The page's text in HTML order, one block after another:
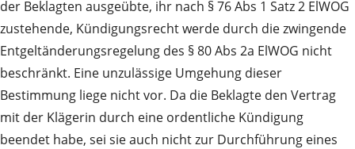
der Beklagten ausgeübte, ihr nach § 76 Abs 1 Satz 2 ElWOG
zustehende, Kündigungsrecht werde durch die zwingende
Entgeltänderungsregelung des § 80 Abs 2a ElWOG nicht
beschränkt. Eine unzulässige Umgehung dieser
Bestimmung liege nicht vor. Da die Beklagte den Vertrag
mit der Klägerin durch eine ordentliche Kündigung
beendet habe, sei sie auch nicht zur Durchführung eines